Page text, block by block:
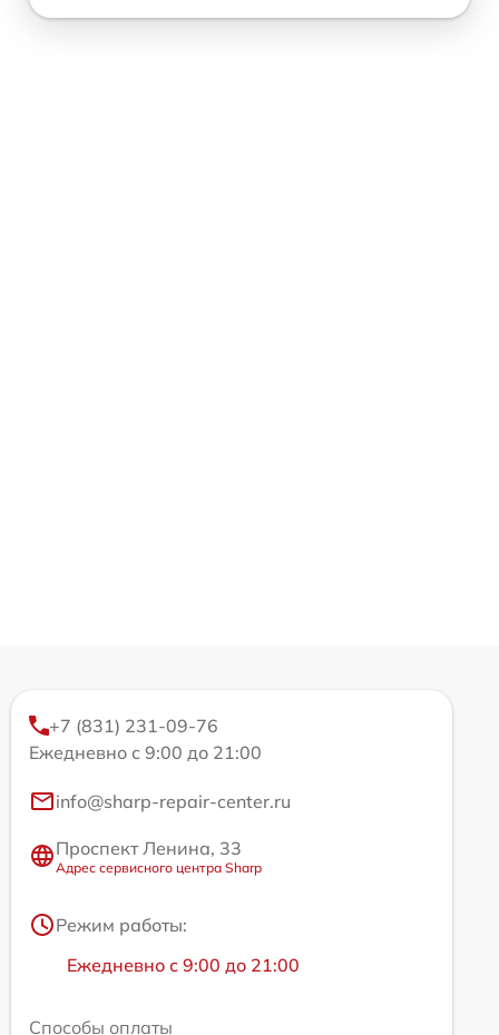
+7 (831) 231-09-76
Ежедневно с 9:00 до 21:00
info@sharp-repair-center.ru
Проспект Ленина, 33
Адрес сервисного центра Sharp
Режим работы:
Ежедневно с 9:00 до 21:00
Способы оплаты